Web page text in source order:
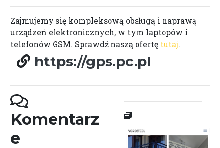
Zajmujemy się kompleksową obsługą i naprawą
urządzeń elektronicznych, w tym laptopów i
telefonów GSM. Sprawdź naszą ofertę tutaj.
https://gps.pc.pl
Komentarz
e